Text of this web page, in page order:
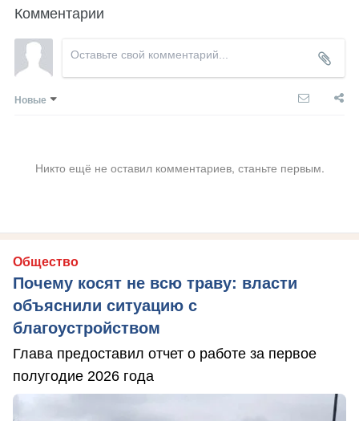
Комментарии
Новые
Никто ещё не оставил комментариев, станьте первым.
Общество
Почему косят не всю траву: власти
объяснили ситуацию с
благоустройством
Глава предоставил отчет о работе за первое
полугодие 2026 года